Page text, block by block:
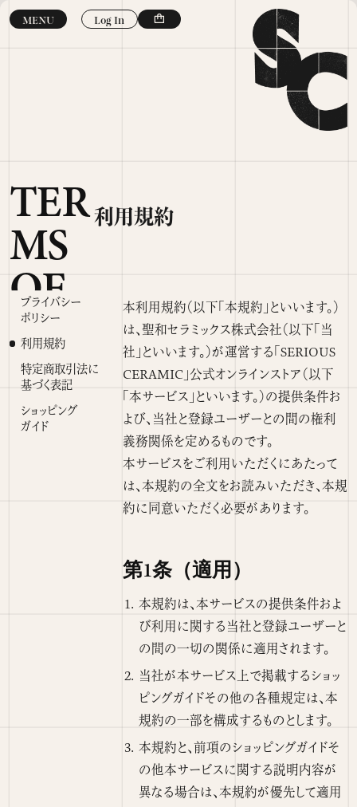
ツに進
MENU Log In
MS
OF
USE
利用規約
プライバシー
ポリシー
利用規約
特定商取引法に
基づく表記
ショッピング
ガイド
本利用規約（以下「本規約」といいます。）
は、聖和セラミックス株式会社（以下「当
社」といいます。）が運営する「SERIOUS
CERAMIC」公式オンラインストア（以下
「本サービス」といいます。）の提供条件お
よび、当社と登録ユーザーとの間の権利
義務関係を定めるものです。
本サービスをご利用いただくにあたって
は、本規約の全文をお読みいただき、本規
約に同意いただく必要があります。
第1条（適用）
本規約は、本サービスの提供条件およ
び利用に関する当社と登録ユーザーと
の間の一切の関係に適用されます。
当社が本サービス上で掲載するショッ
ピングガイドその他の各種規定は、本
規約の一部を構成するものとします。
本規約と、前項のショッピングガイドそ
の他本サービスに関する説明内容が
異なる場合は、本規約が優先して適用